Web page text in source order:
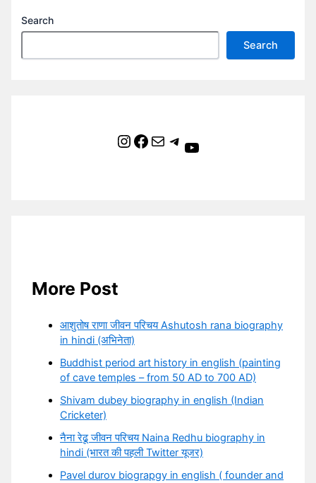
Search
Search
Instagram Facebook Mail Telegram YouTube
More Post
आशुतोष राणा जीवन परिचय Ashutosh rana biography
in hindi (अभिनेता)
Buddhist period art history in english (painting
of cave temples – from 50 AD to 700 AD)
Shivam dubey biography in english (Indian
Cricketer)
नैना रेढू जीवन परिचय Naina Redhu biography in
hindi (भारत की पहली Twitter यूजर)
Pavel durov biograpgy in english ( founder and